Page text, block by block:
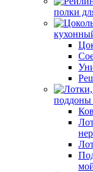
полки
поддоны